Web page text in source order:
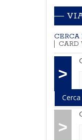
CERCA
CARD
>
>